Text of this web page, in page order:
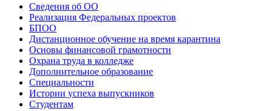
Сведения об ОО
Реализация Федеральных проектов
БПОО
Дистанционное обучение на время карантина
Основы финансовой грамотности
Охрана труда в колледже
Дополнительное образование
Специальности
Истории успеха выпускников
Студентам